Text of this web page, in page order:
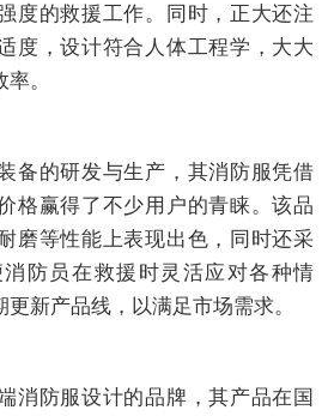
度的救援工作。同时，正大还注
度，设计符合人体工程学，大大
。
备的研发与生产，其消防服凭借
格赢得了不少用户的青睐。该品
磨等性能上表现出色，同时还采
防员在救援时灵活应对各种情
新产品线，以满足市场需求。
消防服设计的品牌，其产品在国